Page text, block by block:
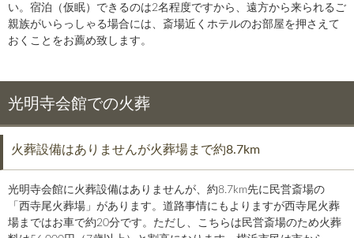
い。宿泊（仮眠）できるのは2名程度ですから、遠方から来られるご
親族がいらっしゃる場合には、斎場近くホテルのお部屋を押さえて
おくことをお薦め致します。
光明寺会館での火葬
火葬設備はありませんが火葬場まで約8.7km
光明寺会館に火葬設備はありませんが、約8.7km先に民営斎場の
「西寺尾火葬場」があります。道路事情にもよりますが西寺尾火葬
場まではお車で約20分です。ただし、こちらは民営斎場のため火葬